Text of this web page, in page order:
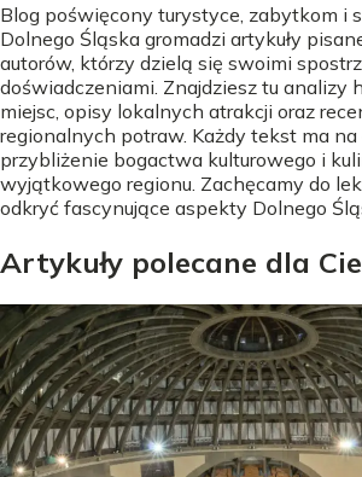
Blog poświęcony turystyce, zabytkom i
Dolnego Śląska gromadzi artykuły
autorów, którzy dzielą się swoimi
doświadczeniami. Znajdziesz tu analizy
miejsc, opisy lokalnych atrakcji oraz
regionalnych potraw. Każdy tekst ma na
przybliżenie bogactwa kulturowego i
wyjątkowego regionu. Zachęcamy do
odkryć fascynujące aspekty Dolnego
Artykuły polecane dla